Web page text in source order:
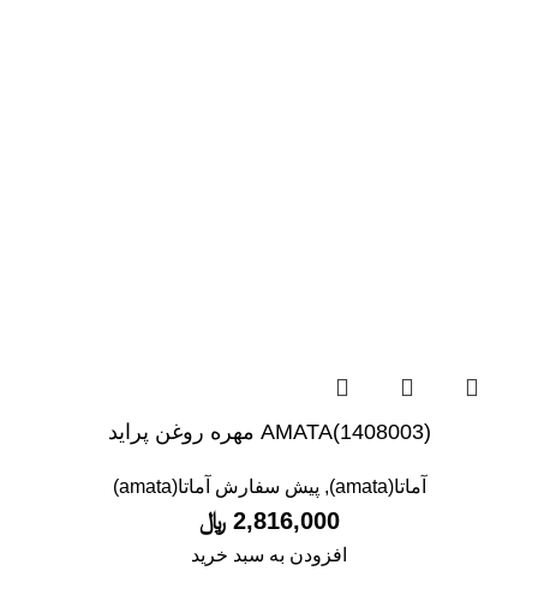
(1408003)AMATA مهره روغن پراید
آماتا(amata) , پیش سفارش آماتا(amata)
2,816,000 ﷼
افزودن به سبد خرید